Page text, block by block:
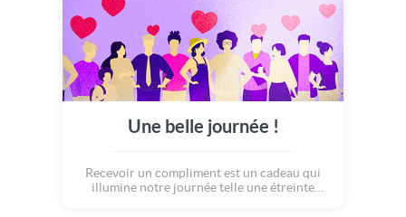
Une belle journée !
Recevoir un compliment est un cadeau qui
illumine notre journée telle une étreinte